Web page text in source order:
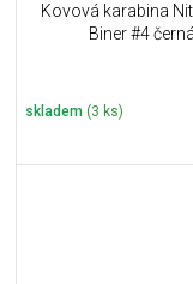
Kovová karabina
Biner #4 černá
skladem (3 ks)